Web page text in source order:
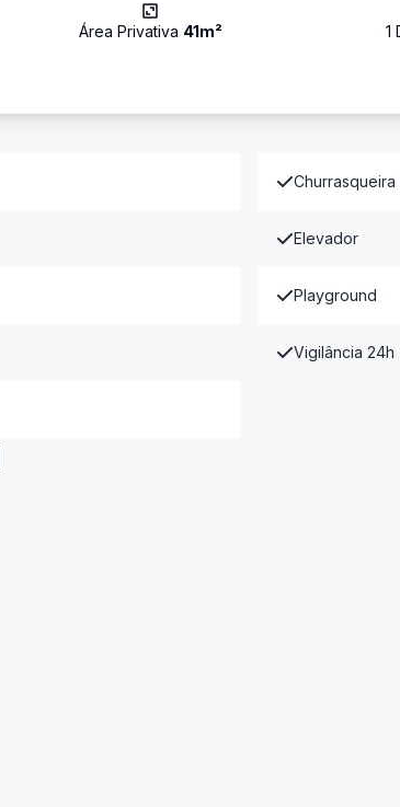
Área Privativa 41m² 1
Churrasqueira
Elevador
Playground
Vigilância 24h